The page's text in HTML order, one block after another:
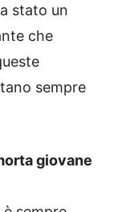
stato un
che
sempre
giovane